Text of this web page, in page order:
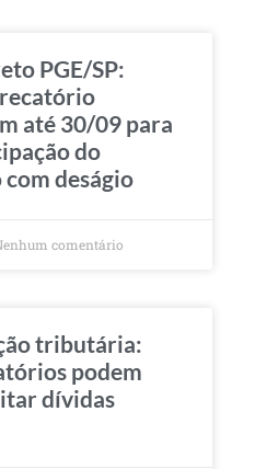
PGE/SP:
até 30/09 para
do
deságio
comentário
tributária:
podem
dívidas